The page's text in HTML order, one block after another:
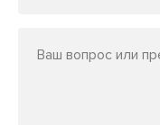
Ваш вопрос или